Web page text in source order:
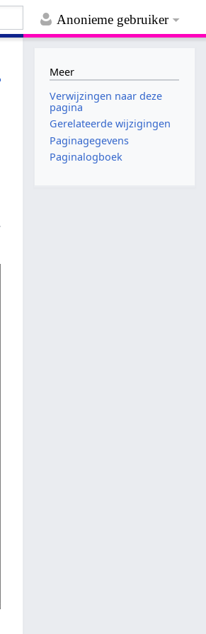
Anonieme gebruiker
Meer
Verwijzingen naar deze
pagina
Gerelateerde wijzigingen
Paginagegevens
Paginalogboek